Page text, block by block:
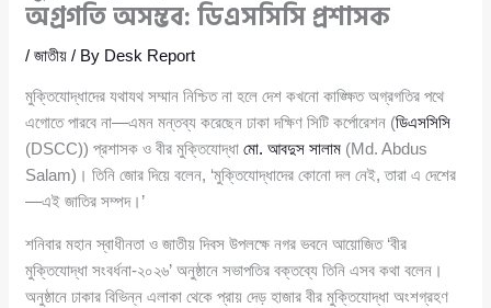
অগ্রগতি অসম্ভব: ডিএসসিসি প্রশাসক
/জাতীয় / By Desk Report
মুক্তিযোদ্ধাদের যথাযথ সম্মান নিশ্চিত না হলে দেশ কখনো কাঙ্ক্ষিত অগ্রগতির পথে
এগোতে পারবে না—এমন মন্তব্য করেছেন ঢাকা দক্ষিণ সিটি কর্পোরেশন (ডিএসসিসি
(DSCC)) প্রশাসক ও বীর মুক্তিযোদ্ধামো. আবদুস সালাম (Md. Abdus
Salam)। তিনি জোর দিয়ে বলেন, ‘মুক্তিযোদ্ধাদের কোনো দল নেই, তারা এ দেশের
—এই জাতির সম্পদ।’
শনিবার মহান স্বাধীনতা ও জাতীয় দিবস উপলক্ষে নগর ভবনে আয়োজিত ‘বীর
মুক্তিযোদ্ধা সংবর্ধনা-২০২৬’ অনুষ্ঠানে সভাপতির বক্তব্যে তিনি এসব কথা বলেন।
অনুষ্ঠানে ঢাকার বিভিন্ন এলাকা থেকে প্রায় দেড় হাজার বীর মুক্তিযোদ্ধা অংশগ্রহণ